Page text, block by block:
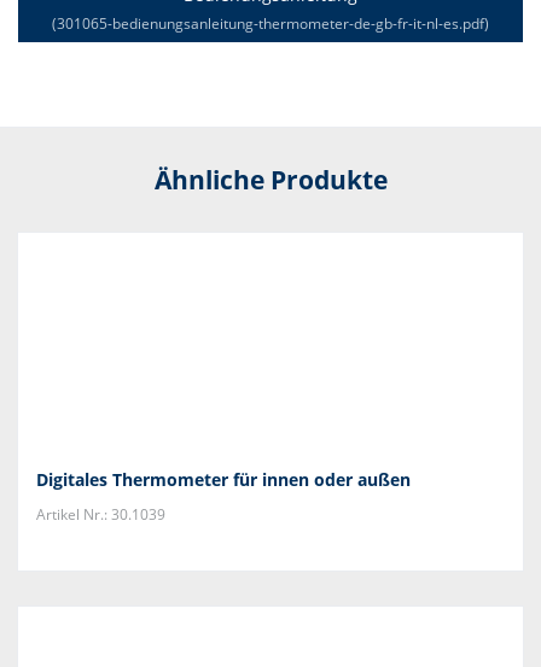
(301065-bedienungsanleitung-thermometer-de-gb-fr-it-nl-es.pdf)
Ähnliche Produkte
Digitales Thermometer für innen oder außen
Artikel Nr.: 30.1039